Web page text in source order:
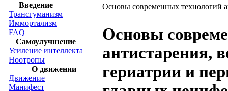
Введение
Трансгуманизм
Иммортализм
FAQ
Самоулучшение
Усиление интеллекта
Ноотропы
О движении
Движение
Манифест
Основы современных технологий
Основы
антистарения,
гериатрии и